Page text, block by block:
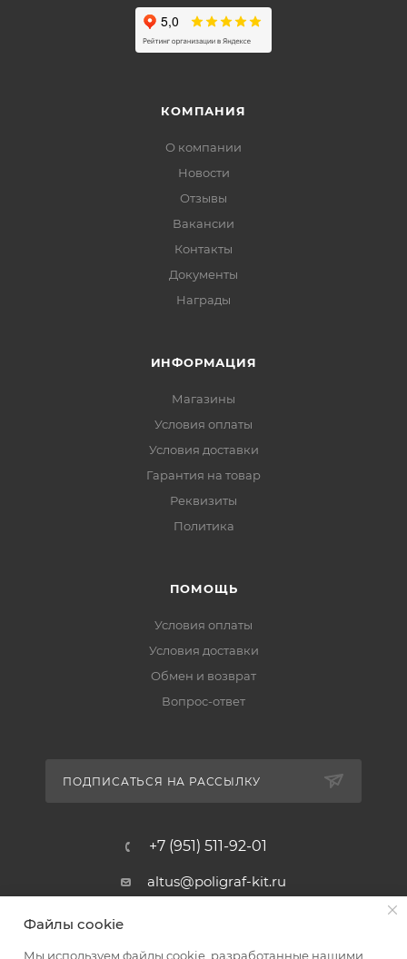
КОМПАНИЯ
О компании
Новости
Отзывы
Вакансии
Контакты
Документы
Награды
ИНФОРМАЦИЯ
Магазины
Условия оплаты
Условия доставки
Гарантия на товар
Реквизиты
Политика
ПОМОЩЬ
Условия оплаты
Условия доставки
Обмен и возврат
Вопрос-ответ
ПОДПИСАТЬСЯ НА РАССЫЛКУ
+7 (951) 511-92-01
altus@poligraf-kit.ru
Магазин-склад ТЦ "Альтус"
пос. Янтарный, Малое Зеленое
Файлы cookie
Мы используем файлы cookie, разработанные нашими